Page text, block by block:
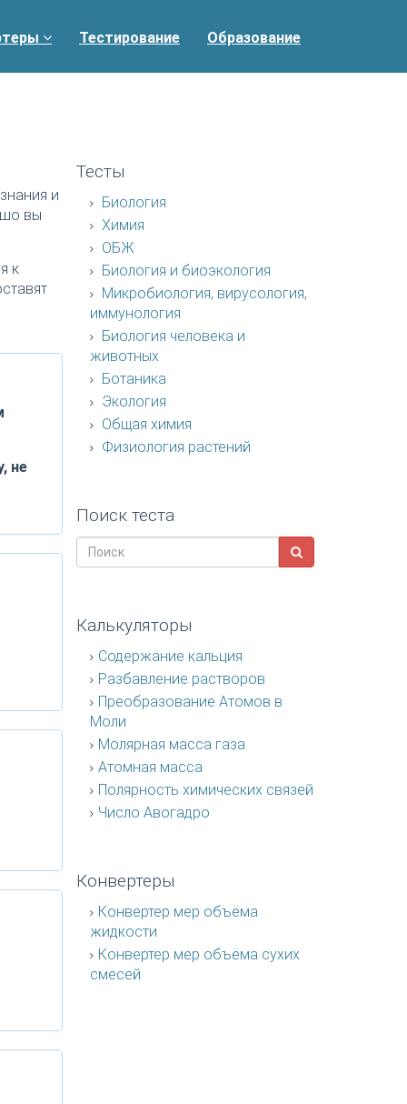
Тестирование Образование
и
вы
к
не
Тесты
Биология
Химия
ОБЖ
Биология и биоэкология
Микробиология, вирусология,
иммунология
Биология человека и
животных
Ботаника
Экология
Общая химия
Физиология растений
Поиск теста
Калькуляторы
Содержание кальция
Разбавление растворов
Преобразование Атомов в
Моли
Молярная масса газа
Атомная масса
Полярность химических связей
Число Авогадро
Конвертеры
Конвертер мер объёма
жидкости
Конвертер мер объёма сухих
смесей